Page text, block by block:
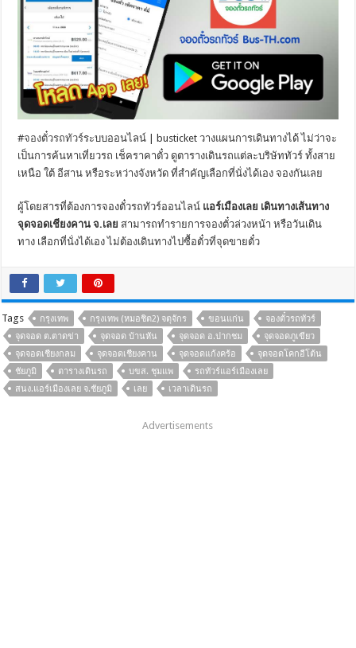
#จองตั๋วรถทัวร์ระบบออนไลน์ | busticket วางแผนการเดินทางได้ ไม่ว่าจะ
เป็นการค้นหาเที่ยวรถ เช็คราคาตั๋ว ดูตารางเดินรถแต่ละบริษัททัวร์ ทั้งสาย
เหนือ ใต้ อีสาน หรือระหว่างจังหวัด ที่สำคัญเลือกที่นั่งได้เอง จองกันเลย
ผู้โดยสารที่ต้องการจองตั๋วรถทัวร์ออนไลน์ แอร์เมืองเลย เดินทางเส้นทาง
จุดจอดเชียงคาน จ.เลย สามารถทำรายการจองตั๋วล่วงหน้า หรือวันเดิน
ทาง เลือกที่นั่งได้เอง ไม่ต้องเดินทางไปซื้อตั๋วที่จุดขายตั๋ว
Tags กรุงเทพ กรุงเทพ (หมอชิต2) จตุจักร ขอนแก่น
จองตั๋วรถทัวร์
จุดจอด ต.ตาดข่า
จุดจอด บ้านหัน จุดจอด อ.ปากชม
จุดจอดภูเขียว
จุดจอดเชียงกลม
จุดจอดเชียงคาน จุดจอดแก้งคร้อ
จุดจอดโคกอีโต้น
ชัยภูมิ
ตารางเดินรถ บขส. ชุมแพ
รถทัวร์แอร์เมืองเลย
สนง.แอร์เมืองเลย จ.ชัยภูมิ
เลย เวลาเดินรถ
Advertisements